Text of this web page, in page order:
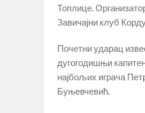
Топлице.
Завичајни клуб
Почетни ударац
дугогодишњи
најбољих играча
Буњевчевић.